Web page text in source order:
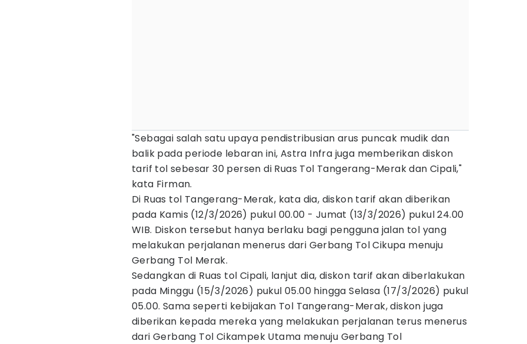
"Sebagai salah satu upaya pendistribusian arus puncak mudik dan
balik pada periode lebaran ini, Astra Infra juga memberikan diskon
tarif tol sebesar 30 persen di Ruas Tol Tangerang-Merak dan Cipali,"
kata Firman.
Di Ruas tol Tangerang-Merak, kata dia, diskon tarif akan diberikan
pada Kamis (12/3/2026) pukul 00.00 - Jumat (13/3/2026) pukul 24.00
WIB. Diskon tersebut hanya berlaku bagi pengguna jalan tol yang
melakukan perjalanan menerus dari Gerbang Tol Cikupa menuju
Gerbang Tol Merak.
Sedangkan di Ruas tol Cipali, lanjut dia, diskon tarif akan diberlakukan
pada Minggu (15/3/2026) pukul 05.00 hingga Selasa (17/3/2026) pukul
05.00. Sama seperti kebijakan Tol Tangerang-Merak, diskon juga
diberikan kepada mereka yang melakukan perjalanan terus menerus
dari Gerbang Tol Cikampek Utama menuju Gerbang Tol